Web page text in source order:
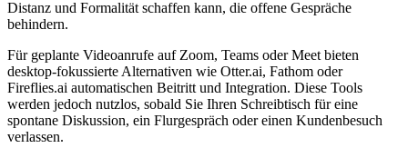
Distanz und Formalität schaffen kann, die offene Gespräche
behindern.
Für geplante Videoanrufe auf Zoom, Teams oder Meet bieten
desktop-fokussierte Alternativen wie Otter.ai, Fathom oder
Fireflies.ai automatischen Beitritt und Integration. Diese Tools
werden jedoch nutzlos, sobald Sie Ihren Schreibtisch für eine
spontane Diskussion, ein Flurgespräch oder einen Kundenbesuch
verlassen.